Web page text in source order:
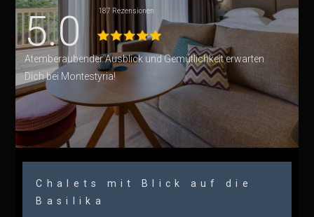
5.0 187 Rezensionen
Atemberaubender Ausblick und Gemütlichkeit erwarten
Dich bei Montestyria!
Chalets mit Blick auf die
Basilika